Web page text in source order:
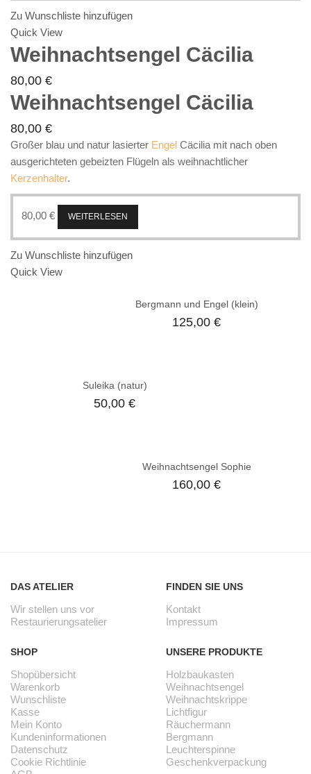
Zu Wunschliste hinzufügen
Quick View
Weihnachtsengel Cäcilia
80,00 €
Weihnachtsengel Cäcilia
80,00 €
Großer blau und natur lasierter Engel Cäcilia mit nach oben
ausgerichteten gebeizten Flügeln als weihnachtlicher
Kerzenhalter.
80,00 € WEITERLESEN
Zu Wunschliste hinzufügen
Quick View
Bergmann und Engel (klein)
125,00 €
Suleika (natur)
50,00 €
Weihnachtsengel Sophie
160,00 €
DAS ATELIER
Wir stellen uns vor
Restaurierungsatelier
SHOP
Shopübersicht
Warenkorb
Wunschliste
Kasse
Mein Konto
Kundeninformationen
Datenschutz
Cookie Richtlinie
FINDEN SIE UNS
Kontakt
Impressum
UNSERE PRODUKTE
Holzbaukasten
Weihnachtsengel
Weihnachtskrippe
Lichtfigur
Räuchermann
Bergmann
Leuchterspinne
Geschenkverpackung